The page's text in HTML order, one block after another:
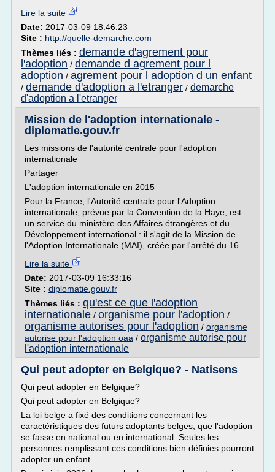
Lire la suite
Date: 2017-03-09 18:46:23
Site : http://quelle-demarche.com
Thèmes liés : demande d'agrement pour
l'adoption / demande d agrement pour l
adoption / agrement pour l adoption d un enfant
/ demande d'adoption a l'etranger / demarche
d'adoption a l'etranger
Mission de l'adoption internationale -
diplomatie.gouv.fr
Les missions de l'autorité centrale pour l'adoption
internationale
Partager
L'adoption internationale en 2015
Pour la France, l'Autorité centrale pour l'Adoption
internationale, prévue par la Convention de la Haye, est
un service du ministère des Affaires étrangères et du
Développement international : il s'agit de la Mission de
l'Adoption Internationale (MAI), créée par l'arrêté du 16...
Lire la suite
Date: 2017-03-09 16:33:16
Site : diplomatie.gouv.fr
Thèmes liés : qu'est ce que l'adoption
internationale / organisme pour l'adoption /
organisme autorises pour l'adoption / organisme
autorise pour l'adoption oaa / organisme autorise pour
l'adoption internationale
Qui peut adopter en Belgique? - Natisens
Qui peut adopter en Belgique?
Qui peut adopter en Belgique?
La loi belge a fixé des conditions concernant les
caractéristiques des futurs adoptants belges, que l'adoption
se fasse en national ou en international. Seules les
personnes remplissant ces conditions bien définies pourront
adopter un enfant.